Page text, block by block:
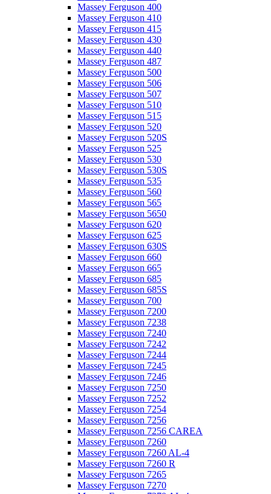
Massey Ferguson 400
Massey Ferguson 410
Massey Ferguson 415
Massey Ferguson 430
Massey Ferguson 440
Massey Ferguson 487
Massey Ferguson 500
Massey Ferguson 506
Massey Ferguson 507
Massey Ferguson 510
Massey Ferguson 515
Massey Ferguson 520
Massey Ferguson 520S
Massey Ferguson 525
Massey Ferguson 530
Massey Ferguson 530S
Massey Ferguson 535
Massey Ferguson 560
Massey Ferguson 565
Massey Ferguson 5650
Massey Ferguson 620
Massey Ferguson 625
Massey Ferguson 630S
Massey Ferguson 660
Massey Ferguson 665
Massey Ferguson 685
Massey Ferguson 685S
Massey Ferguson 700
Massey Ferguson 7200
Massey Ferguson 7238
Massey Ferguson 7240
Massey Ferguson 7242
Massey Ferguson 7244
Massey Ferguson 7245
Massey Ferguson 7246
Massey Ferguson 7250
Massey Ferguson 7252
Massey Ferguson 7254
Massey Ferguson 7256
Massey Ferguson 7256 CAREA
Massey Ferguson 7260
Massey Ferguson 7260 AL-4
Massey Ferguson 7260 R
Massey Ferguson 7265
Massey Ferguson 7270